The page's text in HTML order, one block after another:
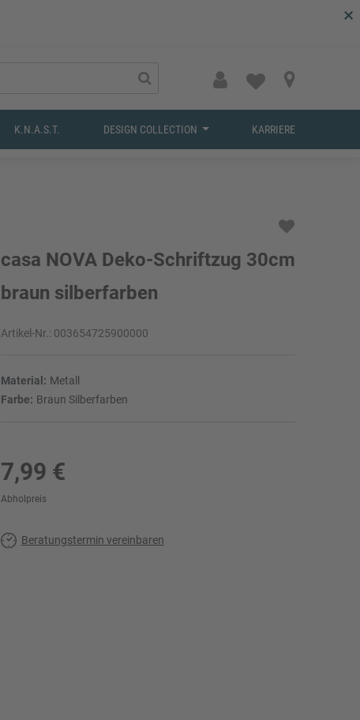
×
K.N.A.S.T. DESIGN COLLECTION KARRIERE
casa NOVA Deko-Schriftzug 30cm
braun silberfarben
Artikel-Nr.: 003654725900000
Material: Metall
Farbe: Braun Silberfarben
7,99 €
Abholpreis
Beratungstermin vereinbaren